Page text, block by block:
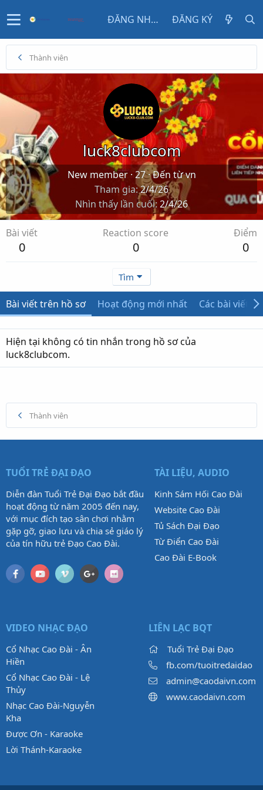
ĐĂNG NHẬP ĐĂNG KÝ
Thành viên
luck8clubcom
New member · 27·Đến từvn
Tham gia 2/4/26
Nhìn thấy lần cuối 2/4/26
Bài viết
0
Reaction score
0
Điểm
0
Tìm
Bài viết trên hồ sơ Hoạt động mới nhất Các bài viết
Hiện tại không có tin nhắn trong hồ sơ của
luck8clubcom.
Thành viên
TUỔI TRẺ ĐẠI ĐẠO
Diễn đàn Tuổi Trẻ Đại Đạo bắt đầu
hoạt động từ năm 2005 đến nay,
với mục đích tạo sân chơi nhằm
gặp gỡ, giao lưu và chia sẻ giáo lý
của tín hữu trẻ Đạo Cao Đài.
TÀI LIỆU, AUDIO
Kinh Sám Hối Cao Đài
Website Cao Đài
Tủ Sách Đại Đạo
Từ Điển Cao Đài
Cao Đài E-Book
VIDEO NHẠC ĐẠO
Cổ Nhạc Cao Đài - Ân
Hiền
Cổ Nhạc Cao Đài - Lệ
Thủy
Nhạc Cao Đài-Nguyễn
Kha
Được Ơn - Karaoke
Lời Thánh-Karaoke
LIÊN LẠC BQT
Tuổi Trẻ Đại Đạo
fb.com/tuoitredaidao
admin@caodaivn.com
www.caodaivn.com